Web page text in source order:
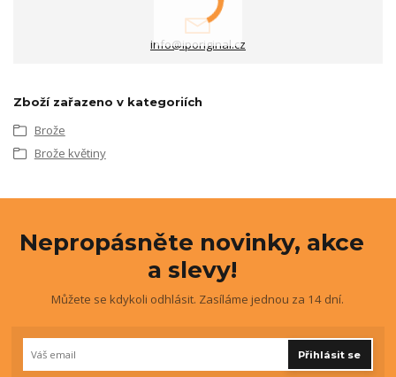
info@iporiginal.cz
Zboží zařazeno v kategoriích
Brože
Brože květiny
Nepropásněte novinky, akce
a slevy!
Můžete se kdykoli odhlásit. Zasíláme jednou za 14 dní.
Přihlásit se